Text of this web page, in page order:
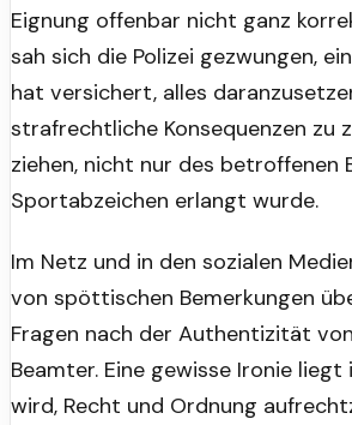
Eignung offenbar nicht ganz
sah sich die Polizei gezwungen,
hat versichert, alles
strafrechtliche Konsequenzen zu
ziehen, nicht nur des betroffenen
Sportabzeichen erlangt wurde.
Im Netz und in den sozialen
von spöttischen Bemerkungen
Fragen nach der Authentizität
Beamter. Eine gewisse Ironie
wird, Recht und Ordnung